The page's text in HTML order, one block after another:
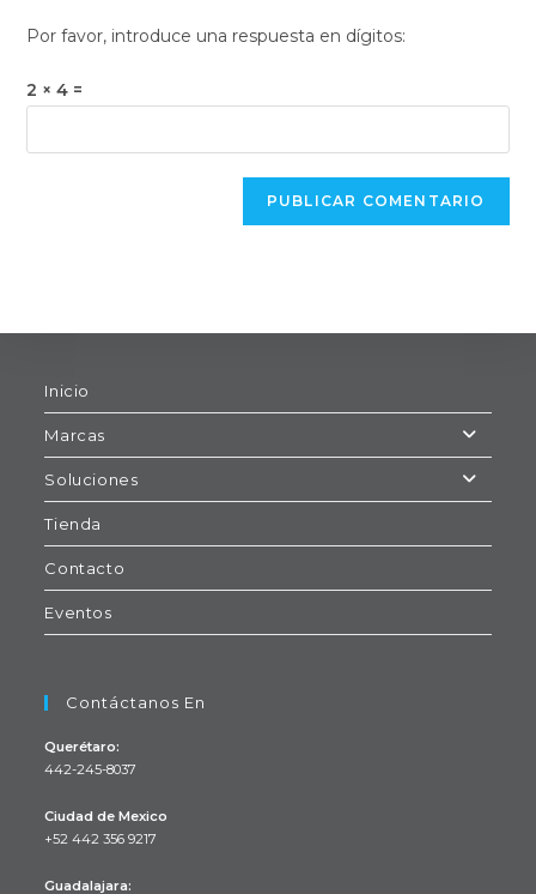
(opcional)
Por favor, introduce una respuesta en dígitos:
2 × 4 =
Inicio
Marcas
Soluciones
Tienda
Contacto
Eventos
Contáctanos En
Querétaro:
442-245-8037
Ciudad de Mexico
+52 442 356 9217
Guadalajara: